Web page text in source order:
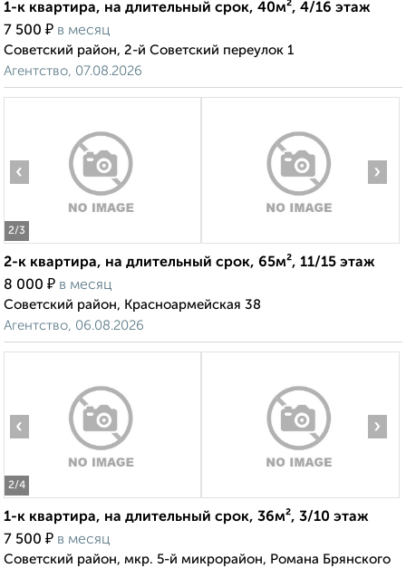
1-к квартира, на длительный срок, 40м², 4/16 этаж
7 500 ₽ в месяц
Советский район, 2-й Советский переулок 1
Агентство, 07.08.2026
2/3
‹ ›
2-к квартира, на длительный срок, 65м², 11/15 этаж
8 000 ₽ в месяц
Советский район, Красноармейская 38
Агентство, 06.08.2026
2/4
‹ ›
1-к квартира, на длительный срок, 36м², 3/10 этаж
7 500 ₽ в месяц
Советский район, мкр. 5-й микрорайон, Романа Брянского